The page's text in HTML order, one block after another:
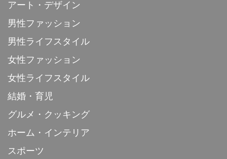
アート・デザイン
男性ファッション
男性ライフスタイル
女性ファッション
女性ライフスタイル
結婚・育児
グルメ・クッキング
ホーム・インテリア
スポーツ